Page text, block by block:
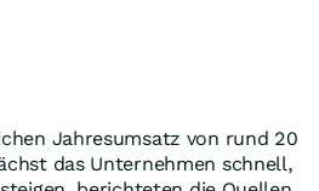
Jahresumsatz von rund 20
das Unternehmen schnell,